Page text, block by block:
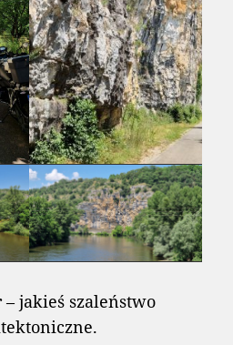
– jakieś szaleństwo